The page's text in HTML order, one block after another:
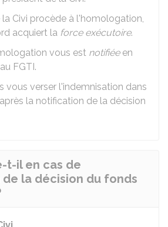
Civi procède à l'homologation,
acquiert la force exécutoire.
vous est notifiéeen
FGTI.
vous verser l'indemnisation dans
la notification de la décision
t-il en cas de
la décision du fonds